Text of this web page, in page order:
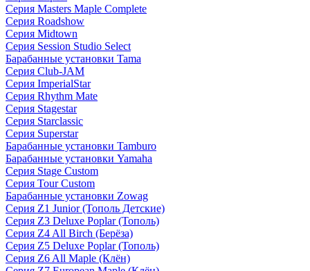
Серия Masters Maple Complete
Серия Roadshow
Серия Midtown
Серия Session Studio Select
Барабанные установки Tama
Серия Club-JAM
Серия ImperialStar
Серия Rhythm Mate
Серия Stagestar
Серия Starclassic
Серия Superstar
Барабанные установки Tamburo
Барабанные установки Yamaha
Серия Stage Custom
Серия Tour Custom
Барабанные установки Zowag
Серия Z1 Junior (Тополь Детские)
Серия Z3 Deluxe Poplar (Тополь)
Серия Z4 All Birch (Берёза)
Серия Z5 Deluxe Poplar (Тополь)
Серия Z6 All Maple (Клён)